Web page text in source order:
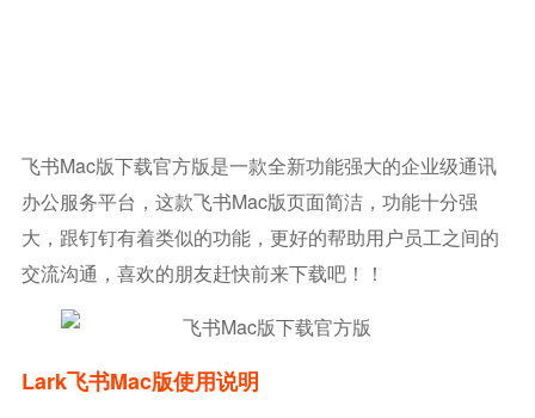
飞书mac版下载官方版是一款全新功能强大的企业级通讯
办公服务平台，这款飞书mac版页面简洁，功能十分强
大，跟钉钉有着类似的功能，更好的帮助用户员工之间的
交流沟通，喜欢的朋友赶快前来下载吧！！
Lark飞书mac版使用说明